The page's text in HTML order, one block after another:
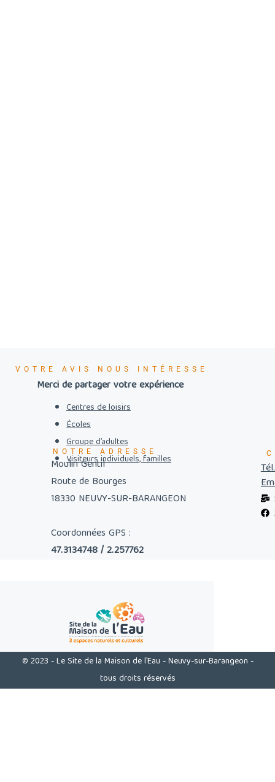
VOTRE AVIS NOUS INTÉRESSE
Merci de partager votre expérience
Centres de loisirs
Écoles
Groupe d’adultes
Visiteurs individuels, familles
NOTRE ADRESSE
Moulin Gentil
Route de Bourges
18330 NEUVY-SUR-BARANGEON
Coordonnées GPS :
47.3134748 / 2.257762
© 2023 - Le Site de la Maison de l'Eau - Neuvy-sur-Barangeon -
tous droits réservés